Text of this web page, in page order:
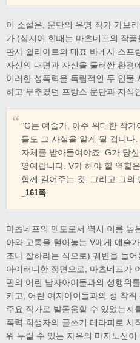
이 소설은, 문단의 유명 작가 가브
가 (심지어 한때는 마츠네프의 작
판사 쥘리아르의 대표 바네사 스프
자신의 내면과 자신을 둘러싼 환경
이러한 성폭력을 독립적인 두 인물
하고 부추겼던 프랑스 문단과 지식
“G는 예술가, 아주 위대한 작
들도 그 사실을 알게 될 겁니
자체를 받아들여야죠. G가 당
영예랍니다. V가 해야 할 역할
함께 걸어주는 것, 그리고 그의
_161쪽
마츠네프의 멘토로서 역시 이름 높
아와 고통을 털어놓는 V에게 예술
조나 잘하라는 식으로) 궤변을 늘
아이러니한 장면으로, 마츠네프가
핀의 어린 남자아이들과의 성행위
키고, 어린 여자아이들과의 성 착
주요 작가로 발돋움할 수 있었는지
폭력 희생자의 글쓰기 테라피로 시
워 누릴 수 있는 자유의 마지노선